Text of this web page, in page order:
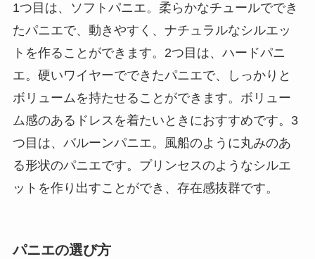
1つ目は、ソフトパニエ。 柔らかなチュールででき
たパニエで、動きやすく、ナチュラルなシルエッ
トを作ることができます。2つ目は、ハードパニ
エ。 硬いワイヤーでできたパニエで、しっかりと
ボリュームを持たせることができます。ボリュー
ム感のあるドレスを着たいときにおすすめです。3
つ目は、バルーンパニエ。 風船のように丸みのあ
る形状のパニエです。プリンセスのようなシルエ
ットを作り出すことができ、存在感抜群です。
パニエの選び方